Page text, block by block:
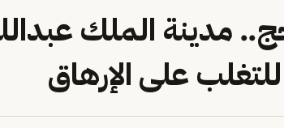
مدينة الملك
على الإرهاق